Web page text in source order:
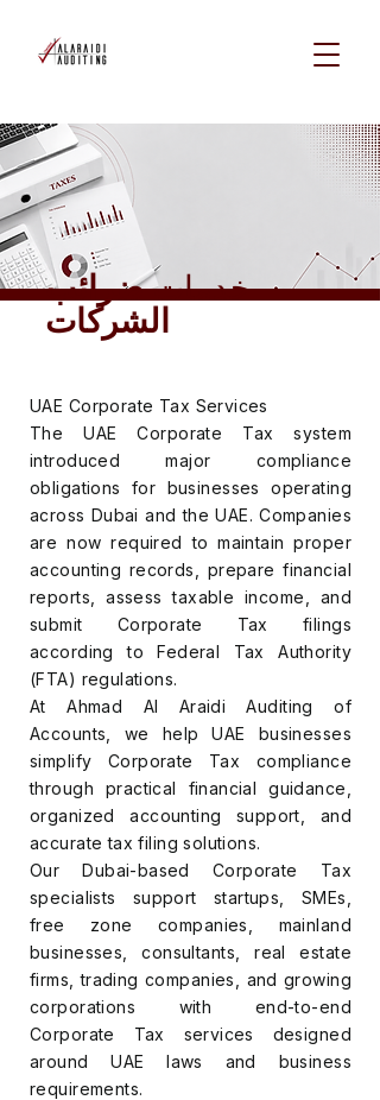
خدماتضرائب
الشركات
UAE Corporate Tax Services
The UAE Corporate Tax system
introduced major compliance
obligations for businesses operating
across Dubai and the UAE. Companies
are now required to maintain proper
accounting records, prepare financial
reports, assess taxable income, and
submit Corporate Tax filings
according to Federal Tax Authority
(FTA) regulations.
At Ahmad Al Araidi Auditing of
Accounts, we help UAE businesses
simplify Corporate Tax compliance
through practical financial guidance,
organized accounting support, and
accurate tax filing solutions.
Our Dubai-based Corporate Tax
specialists support startups, SMEs,
free zone companies, mainland
businesses, consultants, real estate
firms, trading companies, and growing
corporations with end-to-end
Corporate Tax services designed
around UAE laws and business
requirements.